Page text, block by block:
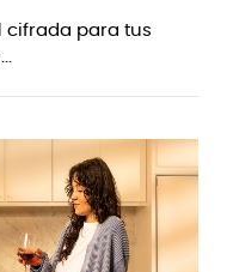
cifrada para tus